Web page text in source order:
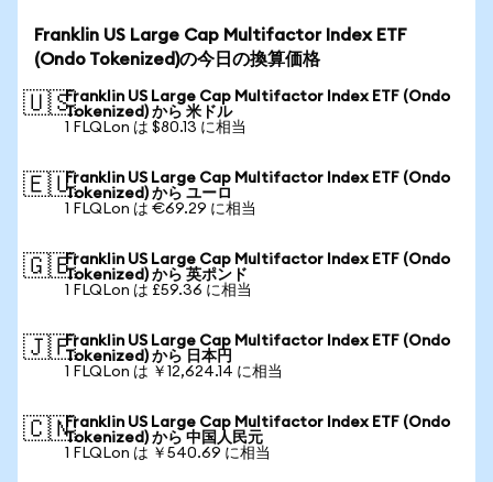
Franklin US Large Cap Multifactor Index ETF
(Ondo Tokenized)の今日の換算価格
🇺🇸Franklin US Large Cap Multifactor Index ETF (Ondo
Tokenized) から 米ドル
1 FLQLon は $80.13 に相当
🇪🇺Franklin US Large Cap Multifactor Index ETF (Ondo
Tokenized) から ユーロ
1 FLQLon は €69.29 に相当
🇬🇧Franklin US Large Cap Multifactor Index ETF (Ondo
Tokenized) から 英ポンド
1 FLQLon は £59.36 に相当
🇯🇵Franklin US Large Cap Multifactor Index ETF (Ondo
Tokenized) から 日本円
1 FLQLon は ￥12,624.14 に相当
🇨🇳Franklin US Large Cap Multifactor Index ETF (Ondo
Tokenized) から 中国人民元
1 FLQLon は ￥540.69 に相当